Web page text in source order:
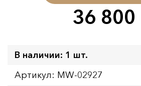
36 800
В наличии: 1 шт.
Артикул: MW-02927